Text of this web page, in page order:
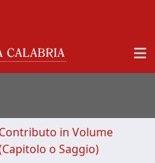
in Volume
o Saggio)